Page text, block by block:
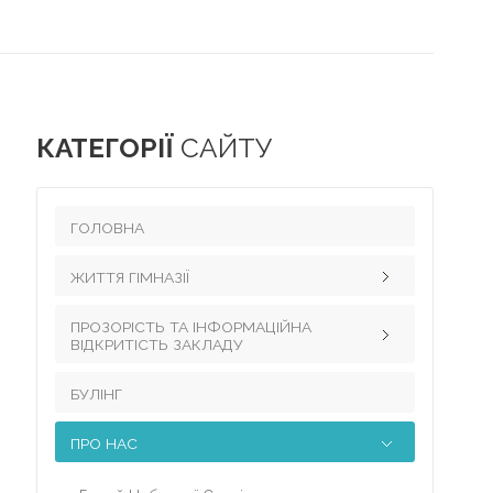
КАТЕГОРІЇ САЙТУ
ГОЛОВНА
ЖИТТЯ ГІМНАЗІЇ
Педагогічний колектив
Виховна робота
ПРОЗОРІСТЬ ТА ІНФОРМАЦІЙНА
ВІДКРИТІСТЬ ЗАКЛАДУ
Інформація для вчителів
Науково-дослідницька робота з
української мови
БУЛІНГ
ПРО НАС